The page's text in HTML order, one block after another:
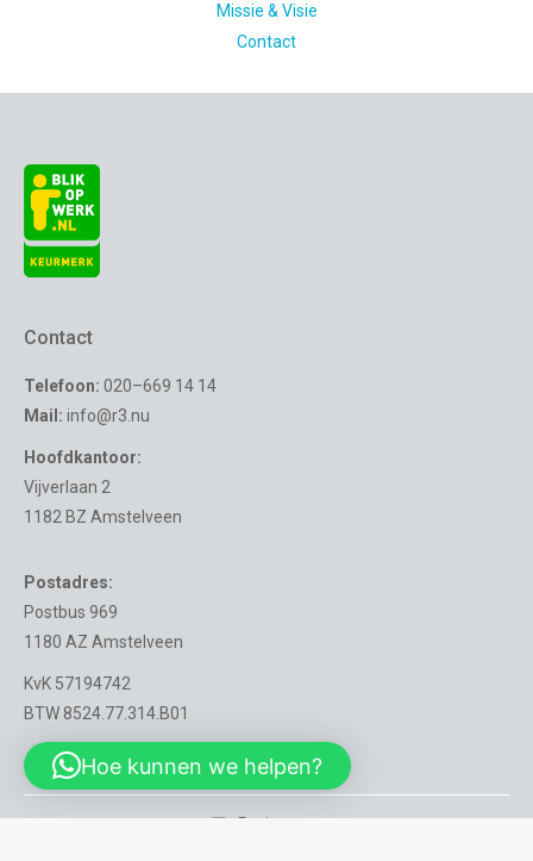
Missie & Visie
Contact
Contact
Telefoon: 020–669 14 14
Mail: info@r3.nu
Hoofdkantoor:
Vijverlaan 2
1182 BZ Amstelveen
Postadres:
Postbus 969
1180 AZ Amstelveen
KvK 57194742
BTW 8524.77.314.B01
Footer menu
Hoe kunnen we helpen?